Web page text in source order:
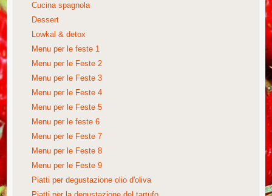
Cucina spagnola
Dessert
Lowkal & detox
Menu per le feste 1
Menu per le Feste 2
Menu per le Feste 3
Menu per le Feste 4
Menu per le Feste 5
Menu per le feste 6
Menu per le Feste 7
Menu per le Feste 8
Menu per le Feste 9
Piatti per degustazione olio d'oliva